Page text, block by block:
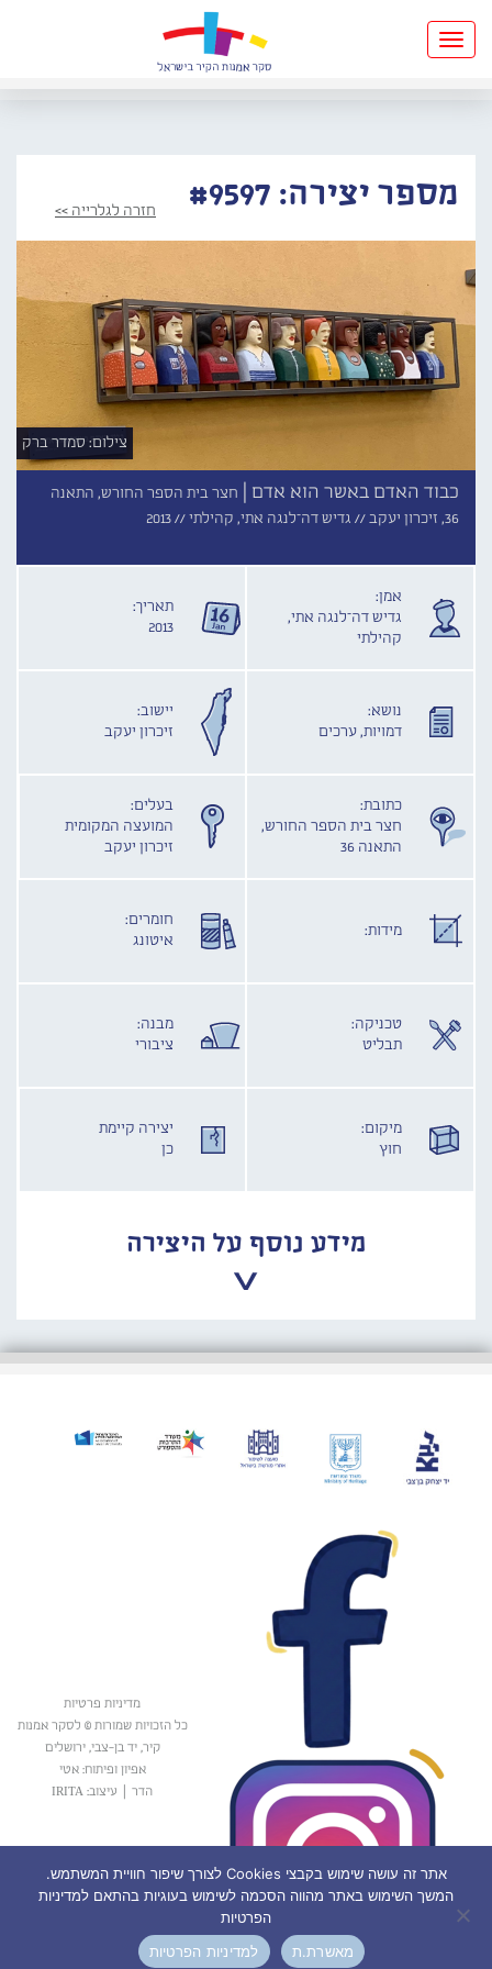
Toggle
navigation
מספר יצירה: #9597 חזרה לגלרייה >>
צילום: סמדר ברק
כבוד האדם באשר הוא אדם |
חצר בית הספר החורש, התאנה
36, זיכרון יעקב //
גדיש דה־לנגה אתי, קהילתי //2013
אמן:
גדיש דה־לנגה אתי,
קהילתי
תאריך:
2013
נושא:
דמויות, ערכים
יישוב:
זיכרון יעקב
כתובת:
חצר בית הספר החורש,
התאנה 36
בעלים:
המועצה המקומית
זיכרון יעקב
מידות:
חומרים:
איטונג
טכניקה:
תבליט
מבנה:
ציבורי
מיקום:
חוץ
יצירה קיימת
כן
מידע נוסף על היצירה
מדיניות פרטיות
כל הזכויות שמורות © לסקר אמנות
קיר, יד בן-צבי, ירושלים
אפיון ופיתוח: אטי
הדר
עיצוב: IRITA
אתר זה עושה שימוש בקבצי Cookies לצורך שיפור חוויית המשתמש.
המשך השימוש באתר מהווה הסכמה לשימוש בעוגיות בהתאם למדיניות
הפרטיות
מאשרת.ת
למדיניות הפרטיות